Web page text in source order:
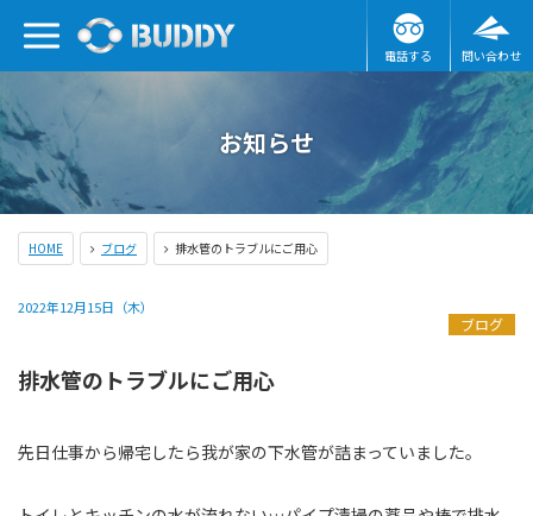
電話する 問い合わせ
お知らせ
HOME ブログ 排水管のトラブルにご用心
2022年12月15日（木）
ブログ
排水管のトラブルにご用心
先日仕事から帰宅したら我が家の下水管が詰まっていました。